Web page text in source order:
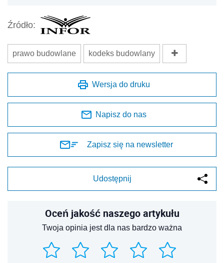
Źródło:
prawo budowlane kodeks budowlany
Wersja do druku
Napisz do nas
Zapisz się na newsletter
Udostępnij
Oceń jakość naszego artykułu
Twoja opinia jest dla nas bardzo ważna